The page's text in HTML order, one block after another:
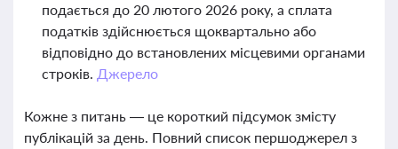
подається до 20 лютого 2026 року, а сплата
податків здійснюється щоквартально або
відповідно до встановлених місцевими органами
строків. Джерело
Кожне з питань — це короткий підсумок змісту
публікацій за день. Повний список першоджерел з